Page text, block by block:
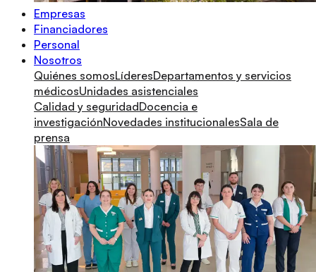
Empresas
Financiadores
Personal
Nosotros
Quiénes somosLíderesDepartamentos y servicios
médicosUnidades asistenciales
Calidad y seguridadDocencia e
investigaciónNovedades institucionalesSala de
prensa